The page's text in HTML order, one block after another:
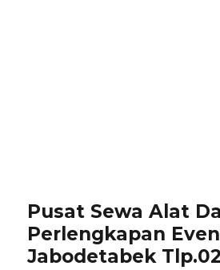
Pusat Sewa Alat
Perlengkapan
Jabodetabek